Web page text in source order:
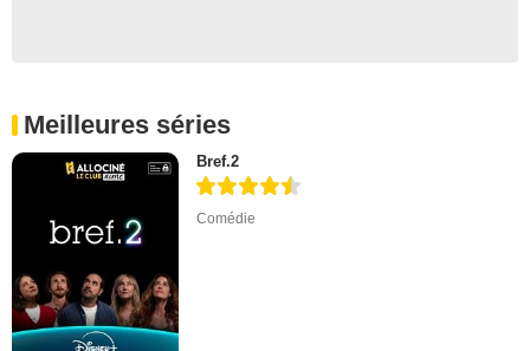
Meilleures séries
Bref.2
Comédie